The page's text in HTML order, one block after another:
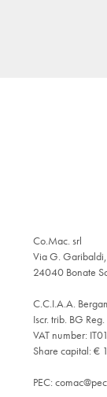
Co.Mac. srl
Via G.
24040 Bonate
C.C.I.A.A.
Iscr. trib. BG
VAT number:
Share capital:
PEC: